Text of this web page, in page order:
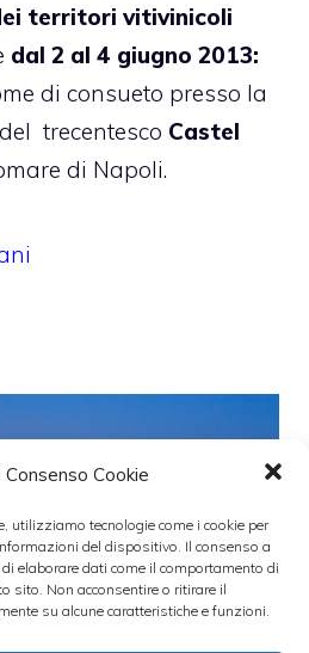
Cookie
utilizziamo tecnologie come i cookie per
del dispositivo. Il consenso a
elaborare dati come il comportamento di
sito. Non acconsentire o ritirare il
su alcune caratteristiche e funzioni.
territori vitivinicoli
dal 2 al 4 giugno 2013:
di consueto presso la
trecentesco Castel
di Napoli.